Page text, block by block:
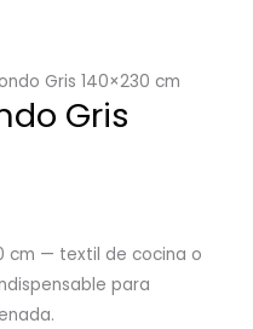
Gris 140×230 cm
Gris
cm — textil de cocina o
para